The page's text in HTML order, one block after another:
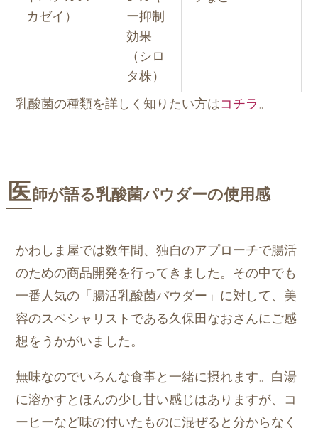
カゼイ）
ー抑制
効果
（シロ
タ株）
乳酸菌の種類を詳しく知りたい方はコチラ 。
医師が語る乳酸菌パウダーの使用感
かわしま屋では数年間、独自のアプローチで腸活
のための商品開発を行ってきました。その中でも
一番人気の「腸活乳酸菌パウダー」に対して、美
容のスペシャリストである久保田なおさんにご感
想をうかがいました。
無味なのでいろんな食事と一緒に摂れます。白湯
に溶かすとほんの少し甘い感じはありますが、コ
ーヒーなど味の付いたものに混ぜると分からなく